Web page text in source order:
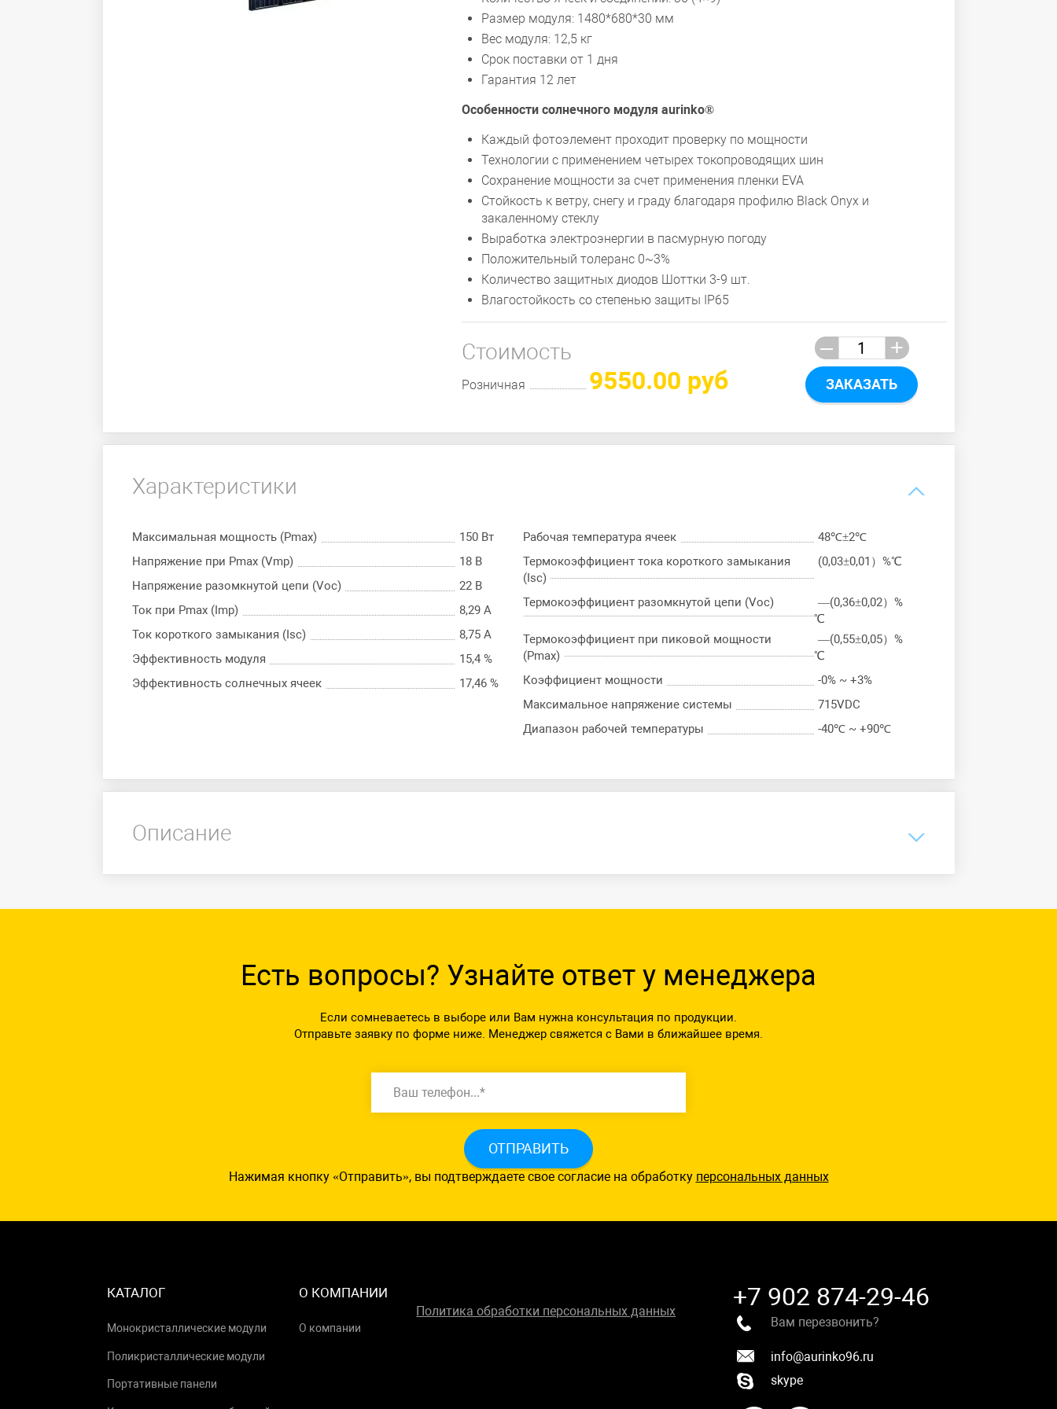
Размер модуля: 1480*680*30 мм
Вес модуля: 12,5 кг
Срок поставки от 1 дня
Гарантия 12 лет
Особенности солнечного модуля aurinko®
Каждый фотоэлемент проходит проверку по мощности
Технологии с применением четырех токопроводящих шин
Сохранение мощности за счет применения пленки EVA
Стойкость к ветру, снегу и граду благодаря профилю Black Onyx и
закаленному стеклу
Выработка электроэнергии в пасмурную погоду
Положительный толеранс 0~3%
Количество защитных диодов Шоттки 3-9 шт.
Влагостойкость со степенью защиты IP65
Стоимость
Розничная 9550.00 руб
– +
ЗАКАЗАТЬ
Характеристики
Максимальная мощность (Pmax)
150 Вт
Напряжение при Pmax (Vmp)
18 В
Напряжение разомкнутой цепи (Voc)
22 В
Ток при Pmax (Imp)
8,29 А
Ток короткого замыкания (Isc)
8,75 А
Эффективность модуля
15,4 %
Эффективность солнечных ячеек
17,46 %
Рабочая температура ячеек
48℃±2℃
Термокоэффициент тока короткого замыкания
(Isc)
(0,03±0,01）%℃
Термокоэффициент разомкнутой цепи (Voc)
—(0,36±0,02）%
℃
Термокоэффициент при пиковой мощности
(Pmax)
—(0,55±0,05）%
℃
Коэффициент мощности
-0% ~ +3%
Максимальное напряжение системы
715VDC
Диапазон рабочей температуры
-40℃ ~ +90℃
Описание
Есть вопросы? Узнайте ответ у менеджера
Если сомневаетесь в выборе или Вам нужна консультация по продукции.
Отправьте заявку по форме ниже. Менеджер свяжется с Вами в ближайшее время.
ОТПРАВИТЬ
Нажимая кнопку «Отправить», вы подтверждаете свое согласие на обработку персональных данных
КАТАЛОГ
Монокристаллические модули
Поликристаллические модули
Портативные панели
О КОМПАНИИ
О компании
Политика обработки персональных данных +7 902 874-29-46
Вам перезвонить?
info@aurinko96.ru
skype